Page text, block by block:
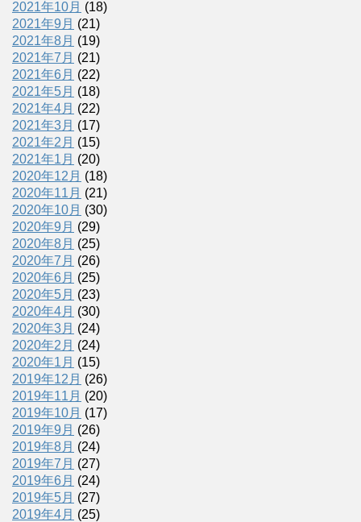
2021年10月 (18)
2021年9月 (21)
2021年8月 (19)
2021年7月 (21)
2021年6月 (22)
2021年5月 (18)
2021年4月 (22)
2021年3月 (17)
2021年2月 (15)
2021年1月 (20)
2020年12月 (18)
2020年11月 (21)
2020年10月 (30)
2020年9月 (29)
2020年8月 (25)
2020年7月 (26)
2020年6月 (25)
2020年5月 (23)
2020年4月 (30)
2020年3月 (24)
2020年2月 (24)
2020年1月 (15)
2019年12月 (26)
2019年11月 (20)
2019年10月 (17)
2019年9月 (26)
2019年8月 (24)
2019年7月 (27)
2019年6月 (24)
2019年5月 (27)
2019年4月 (25)